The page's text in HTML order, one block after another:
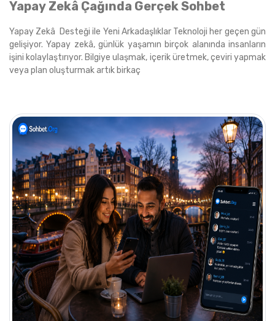
Yapay Zekâ Çağında Gerçek Sohbet
Yapay Zekâ Desteği ile Yeni Arkadaşlıklar Teknoloji her geçen gün
gelişiyor. Yapay zekâ, günlük yaşamın birçok alanında insanların
işini kolaylaştırıyor. Bilgiye ulaşmak, içerik üretmek, çeviri yapmak
veya plan oluşturmak artık birkaç